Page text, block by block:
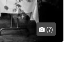
(7)